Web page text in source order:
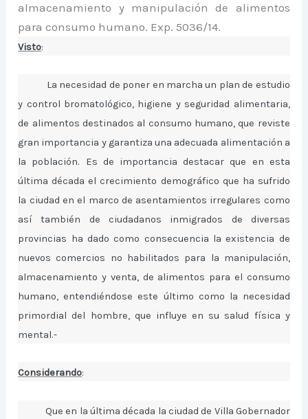
almacenamiento y manipulación de alimentos
para consumo humano. Exp. 5036/14.
Visto:
La necesidad de poner en marcha un plan de estudio
y control bromatológico, higiene y seguridad alimentaria,
de alimentos destinados al consumo humano, que reviste
gran importancia y garantiza una adecuada alimentación a
la población. Es de importancia destacar que en esta
última década el crecimiento demográfico que ha sufrido
la ciudad en el marco de asentamientos irregulares como
así también de ciudadanos inmigrados de diversas
provincias ha dado como consecuencia la existencia de
nuevos comercios no habilitados para la manipulación,
almacenamiento y venta, de alimentos para el consumo
humano, entendiéndose este último como la necesidad
primordial del hombre, que influye en su salud física y
mental.-
Considerando:
Que en la última década la ciudad de Villa Gobernador